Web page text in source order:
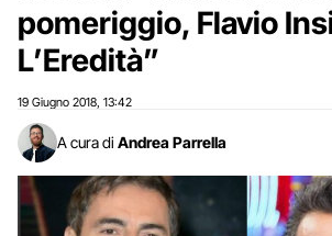
pomeriggio, Flavio
L’Eredità”
19 Giugno 2018 13:42
A cura di Andrea Parrella